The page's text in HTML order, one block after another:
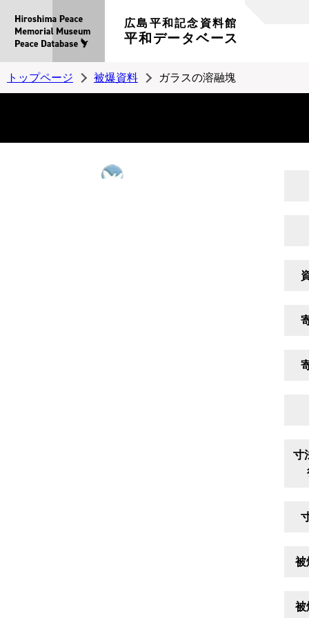
広島平和記念資料館
平和データベース
トップページ 被爆資料 ガラスの溶融塊
寸
被
被